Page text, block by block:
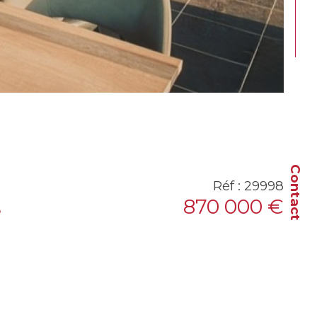
Contact
Réf : 29998
870 000 €